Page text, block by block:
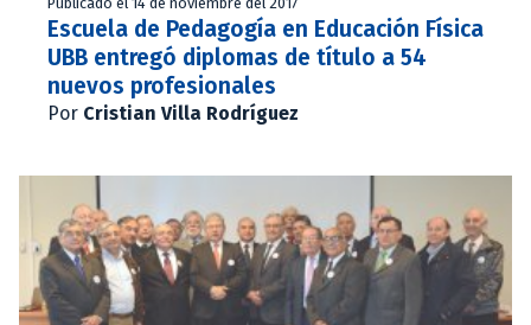
Escuela de Pedagogía en Educación Física
UBB entregó diplomas de título a 54
nuevos profesionales
Por Cristian Villa Rodríguez